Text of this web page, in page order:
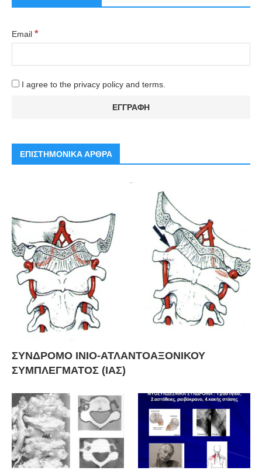
Email *
I agree to the privacy policy and terms.
ΕΠΙΣΤΗΜΟΝΙΚΑ ΑΡΘΡΑ
ΣΥΝΔΡΟΜΟ ΙΝΙΟ-ΑΤΛΑΝΤΟΑΞΟΝΙΚΟΥ
ΣΥΜΠΛΕΓΜΑΤΟΣ (ΙΑΣ)